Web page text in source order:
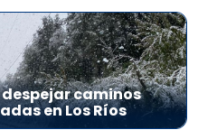
caminos
en Los Ríos